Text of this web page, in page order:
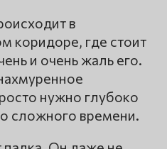
в
коридоре, где стоит
и очень жаль его.
нужно глубоко
сложного времени.